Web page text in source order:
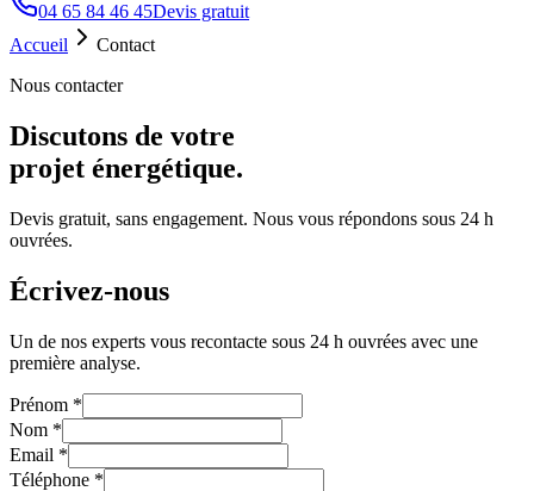
04 65 84 46 45Devis gratuit
Accueil
Contact
Nous contacter
Discutons de votre
projet énergétique.
Devis gratuit, sans engagement. Nous vous répondons sous 24 h
ouvrées.
Écrivez-nous
Un de nos experts vous recontacte sous 24 h ouvrées avec une
première analyse.
Prénom *
Nom *
Email *
Téléphone *